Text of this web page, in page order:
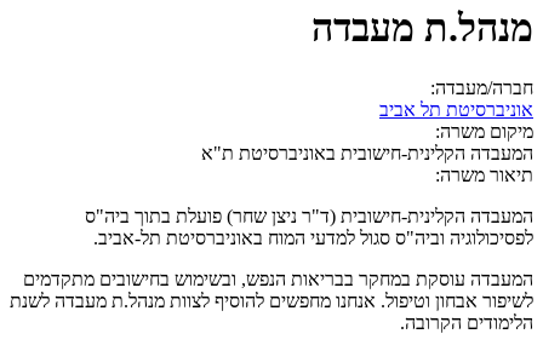
מנהל.ת מעבדה
חברה/מעבדה:
אוניברסיטת תל אביב
מיקום משרה:
המעבדה הקלינית-חישובית באוניברסיטת ת"א
תיאור משרה:
המעבדה הקלינית-חישובית (ד"ר ניצן שחר) פועלת בתוך ביה"ס
לפסיכולוגיה וביה"ס סגול למדעי המוח באוניברסיטת תל-אביב.
המעבדה עוסקת במחקר בבריאות הנפש, ובשימוש בחישובים מתקדמים
לשיפור אבחון וטיפול. אנחנו מחפשים להוסיף לצוות מנהל.ת מעבדה לשנת
הלימודים הקרובה.